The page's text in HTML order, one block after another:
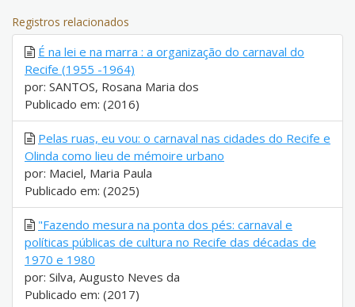
Registros relacionados
É na lei e na marra : a organização do carnaval do
Recife (1955 -1964)
por: SANTOS, Rosana Maria dos
Publicado em: (2016)
Pelas ruas, eu vou: o carnaval nas cidades do Recife e
Olinda como lieu de mémoire urbano
por: Maciel, Maria Paula
Publicado em: (2025)
"Fazendo mesura na ponta dos pés: carnaval e
políticas públicas de cultura no Recife das décadas de
1970 e 1980
por: Silva, Augusto Neves da
Publicado em: (2017)